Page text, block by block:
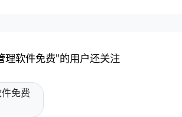
理软件免费"的用户还关注
免费